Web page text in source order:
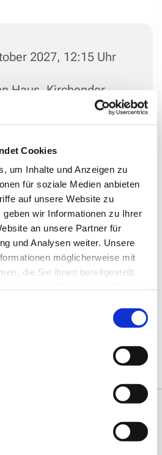
Cookies
um Inhalte und Anzeigen zu
für soziale Medien anbieten
auf unsere Website zu
wir Informationen zu Ihrer
an unsere Partner für
und Analysen weiter. Unsere
möglicherweise mit
die Sie ihnen bereitgestellt
2027, 12:15 Uhr
Haus, Kirchender